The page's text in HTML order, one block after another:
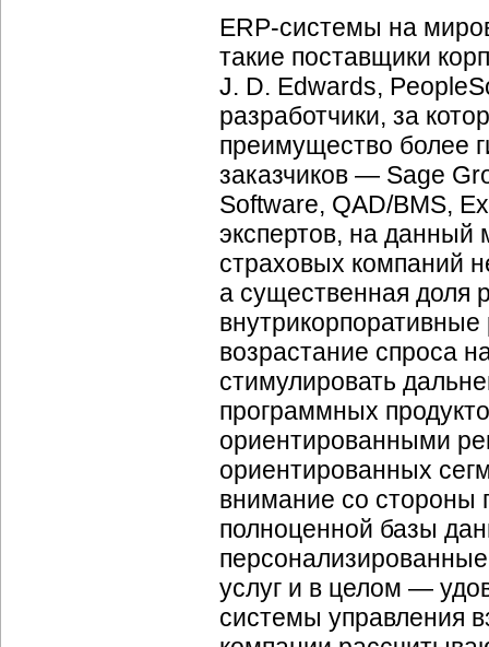
ERP-системы на
такие поставщики
J. D. Edwards,
разработчики, за
преимущество более
заказчиков — Sage
Software, QAD/BMS,
экспертов, на данный
страховых компаний
а существенная доля
внутрикорпоративные
возрастание спроса
стимулировать
программных
ориентированными
ориентированных
внимание со стороны
полноценной базы
услуг и в целом —
системы управления